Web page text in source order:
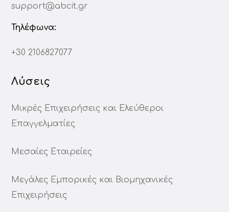
support@abcit.gr
Τηλέφωνα:
+30 2106827077
Λύσεις
Μικρές Επιχειρήσεις και Ελεύθεροι
Επαγγελματίες
Μεσαίες Εταιρείες
Μεγάλες Εμπορικές και Βιομηχανικές
Επιχειρήσεις